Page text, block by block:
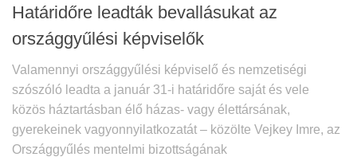
Határidőre leadták bevallásukat az
országgyűlési képviselők
Valamennyi országgyűlési képviselő és nemzetiségi
szószóló leadta a január 31-i határidőre saját és vele
közös háztartásban élő házas- vagy élettársának,
gyerekeinek vagyonnyilatkozatát – közölte Vejkey Imre, az
Országgyűlés mentelmi bizottságának